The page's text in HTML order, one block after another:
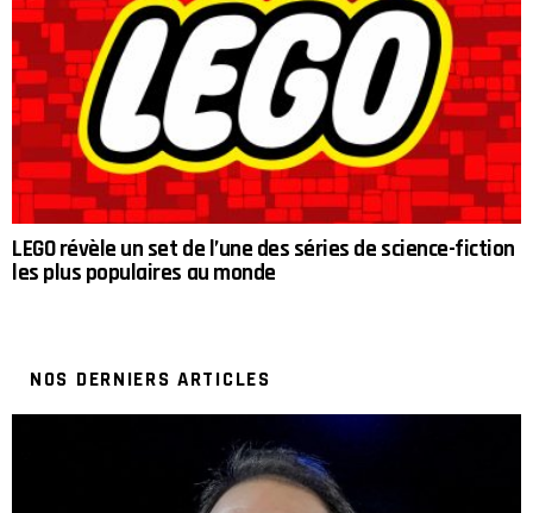
LEGO révèle un set de l’une des séries de science-fiction
les plus populaires au monde
NOS DERNIERS ARTICLES